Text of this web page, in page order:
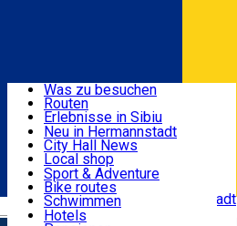
Română
Nützliche informationen
Aktivitäten & Abenteuer
Unterkunft
Was zu besuchen
Routen
Erlebnisse in Sibiu
Podcast
Kultur
Museen
Kirchen
Parks, Zoo
Im Umkreis von Hermannstadt
Neu in Hermannstadt
City Hall News
Local shop
Sibiu Handwerker
Sibiul Verde
Public services
Bildung
Sport & Adventure
Bike routes
Schwimmen
Reiten
Hotels